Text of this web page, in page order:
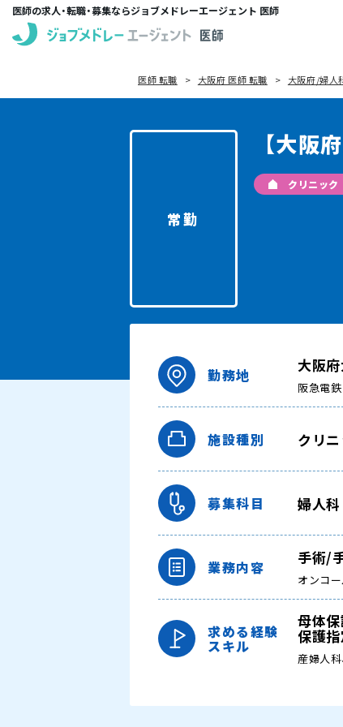
医師の求人・転職・募集ならジョブメドレーエージェント 医師
医師 転職 大阪府 医師 転職 大阪府/婦人
常勤
【大阪
クリニック
勤務地
大阪
阪急電鉄
施設種別 クリ
募集科目 婦人
業務内容
手術/
オンコ
求める経験
スキル
母体
保護
産婦人